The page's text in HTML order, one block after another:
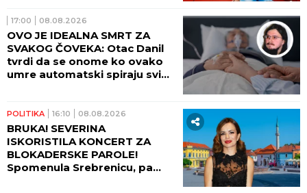
17:00 08.08.2026
OVO JE IDEALNA SMRT ZA
SVAKOG ČOVEKA: Otac Danil
tvrdi da se onome ko ovako
umre automatski spiraju svi
POLITIKA 16:10 08.08.2026
BRUKA! SEVERINA
ISKORISTILA KONCERT ZA
BLOKADERSKE PAROLE!
Spomenula Srebrenicu, pa